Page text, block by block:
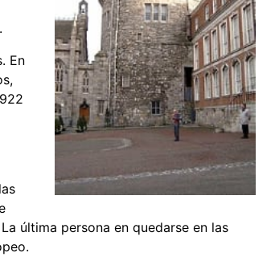
En
última persona en quedarse en las